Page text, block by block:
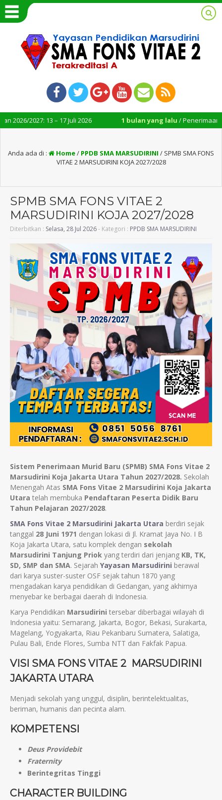
13 – 17 Juli 2026 1 bulan yang lalu/ Penerimaan Rapor
Anda ada di : Home/ PPDB SMA MARSUDIRINI / SPMB SMA FONS
VITAE 2 MARSUDIRINI KOJA 2027/2028
SPMB SMA FONS VITAE 2
MARSUDIRINI KOJA 2027/2028
Diterbitkan : Selasa, 28 Jul 2026- Kategori : PPDB SMA MARSUDIRINI
Sistem Penerimaan Murid Baru (SPMB) SMA Fons Vitae 2
Marsudirini Koja Jakarta Utara Tahun 2027/2028. Sekolah
Menengah Atas SMA Fons Vitae 2 Marsudirini Koja Jakarta
Utara telah membuka Pendaftaran Peserta Didik Baru
Tahun Pelajaran 2027/2028.
SMA Fons Vitae 2 Marsudirini Jakarta Utara berdiri sejak
tanggal 28 Juni 1971 dengan lokasi di Jl. Kramat Jaya No. I B
Koja Jakarta Utara, satu komplek dengan sekolah
Marsudirini Tanjung Priok yang terdiri dari jenjang KB, TK,
SD, SMP dan SMA. Sejarah Yayasan Marsudirini berawal
dari karya suster-suster OSF sejak tahun 1870 yang
mengadakan karya pendidikan di Gedangan, yang akhirnya
menyebar ke berbagai daerah di Indonesia.
Karya Pendidikan Marsudirini tersebar diberbagai wilayah di
Indonesia yaitu: Semarang, Jakarta, Bogor, Bekasi, Surakarta,
Magelang, Yogyakarta, Riau Pekanbaru Sumatera, Salatiga,
Pulau Bali, Ende Flores, Sumba NTT dan Fakfak Papua.
VISI SMA FONS VITAE 2 MARSUDIRINI
JAKARTA UTARA
Menjadi sekolah yang unggul, disiplin, berintelektualitas,
beriman, humanis dan pecinta alam.
KOMPETENSI
Deus Providebit
Fraternity
Berintegritas Tinggi
CHARACTER BUILDING